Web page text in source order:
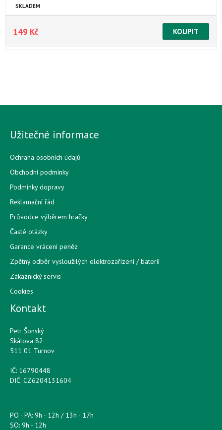
SKLADEM
149 Kč
Užitečné informace
Ochrana osobních údajů
Obchodní podmínky
Podmínky dopravy
Reklamační řád
Průvodce výběrem hračky
Časté otázky
Garance vrácení peněz
Zpětný odběr vysloužilých elektrozařízení / bateríí
Zákaznický servis
Cookies
Kontakt
Petr Šonský
Skálova 82
511 01 Turnov
IČ: 16790448
DIČ: CZ6204131604
PO - PÁ: 9h - 12h / 13h - 17h
SO: 9h - 12h